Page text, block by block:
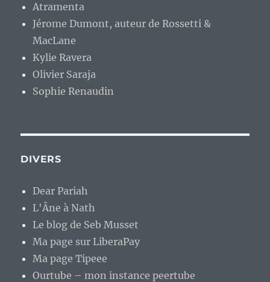
Atramenta
Jérome Dumont, auteur de Rossetti &
MacLane
Kylie Ravera
Olivier Saraja
Sophie Renaudin
DIVERS
Dear Pariah
L'Âne à Nath
Le blog de Seb Musset
Ma page sur LiberaPay
Ma page Tipeee
Ourtube – mon instance peertube